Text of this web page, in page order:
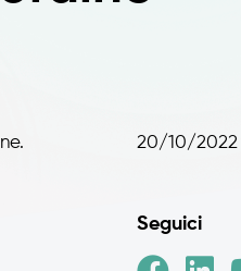
20/10/2022
Seguici